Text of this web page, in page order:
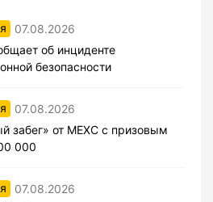
07.08.2026
об инциденте
безопасности
07.08.2026
забег» от MEXC с призовым
000
07.08.2026